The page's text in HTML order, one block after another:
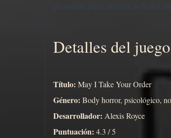
personajes para construir un horror
Detalles del juego
Título: May I Take Your Order
Género: Body horror, psicológico,
Desarrollador: Alexis Royce
Puntuación: 4.3 / 5